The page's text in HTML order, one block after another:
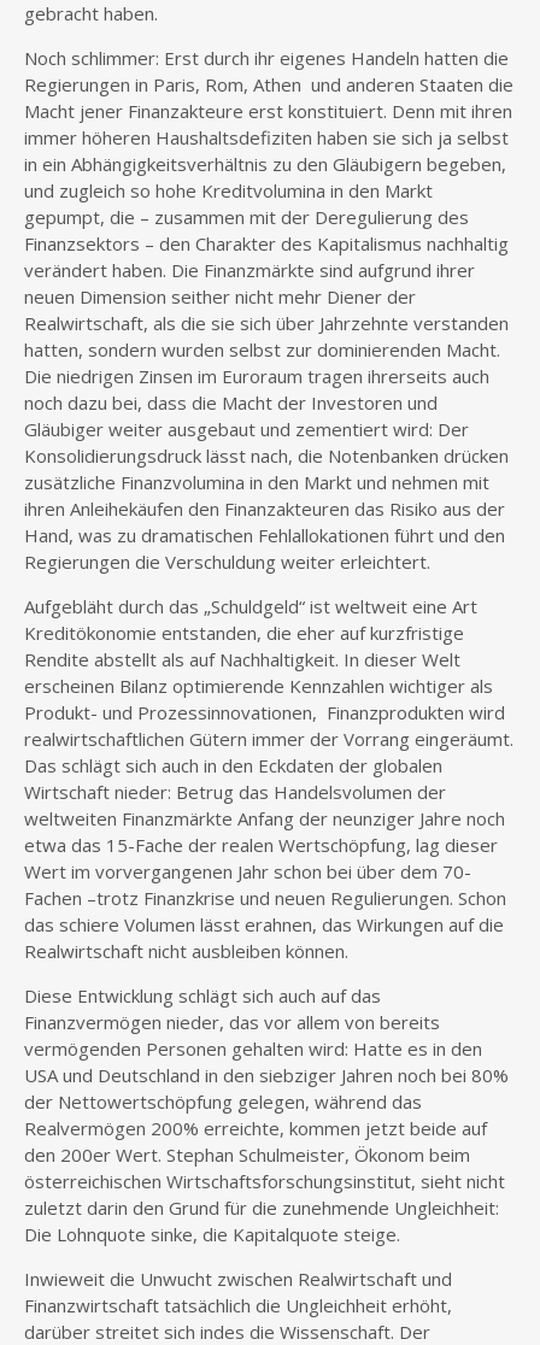
gebracht haben.
Noch schlimmer: Erst durch ihr eigenes Handeln hatten die
Regierungen in Paris, Rom, Athen und anderen Staaten die
Macht jener Finanzakteure erst konstituiert. Denn mit ihren
immer höheren Haushaltsdefiziten haben sie sich ja selbst
in ein Abhängigkeitsverhältnis zu den Gläubigern begeben,
und zugleich so hohe Kreditvolumina in den Markt
gepumpt, die – zusammen mit der Deregulierung des
Finanzsektors – den Charakter des Kapitalismus nachhaltig
verändert haben. Die Finanzmärkte sind aufgrund ihrer
neuen Dimension seither nicht mehr Diener der
Realwirtschaft, als die sie sich über Jahrzehnte verstanden
hatten, sondern wurden selbst zur dominierenden Macht.
Die niedrigen Zinsen im Euroraum tragen ihrerseits auch
noch dazu bei, dass die Macht der Investoren und
Gläubiger weiter ausgebaut und zementiert wird: Der
Konsolidierungsdruck lässt nach, die Notenbanken drücken
zusätzliche Finanzvolumina in den Markt und nehmen mit
ihren Anleihekäufen den Finanzakteuren das Risiko aus der
Hand, was zu dramatischen Fehlallokationen führt und den
Regierungen die Verschuldung weiter erleichtert.
Aufgebläht durch das „Schuldgeld“ ist weltweit eine Art
Kreditökonomie entstanden, die eher auf kurzfristige
Rendite abstellt als auf Nachhaltigkeit. In dieser Welt
erscheinen Bilanz optimierende Kennzahlen wichtiger als
Produkt- und Prozessinnovationen, Finanzprodukten wird
realwirtschaftlichen Gütern immer der Vorrang eingeräumt.
Das schlägt sich auch in den Eckdaten der globalen
Wirtschaft nieder: Betrug das Handelsvolumen der
weltweiten Finanzmärkte Anfang der neunziger Jahre noch
etwa das 15-Fache der realen Wertschöpfung, lag dieser
Wert im vorvergangenen Jahr schon bei über dem 70-
Fachen –trotz Finanzkrise und neuen Regulierungen. Schon
das schiere Volumen lässt erahnen, das Wirkungen auf die
Realwirtschaft nicht ausbleiben können.
Diese Entwicklung schlägt sich auch auf das
Finanzvermögen nieder, das vor allem von bereits
vermögenden Personen gehalten wird: Hatte es in den
USA und Deutschland in den siebziger Jahren noch bei 80%
der Nettowertschöpfung gelegen, während das
Realvermögen 200% erreichte, kommen jetzt beide auf
den 200er Wert. Stephan Schulmeister, Ökonom beim
österreichischen Wirtschaftsforschungsinstitut, sieht nicht
zuletzt darin den Grund für die zunehmende Ungleichheit:
Die Lohnquote sinke, die Kapitalquote steige.
Inwieweit die Unwucht zwischen Realwirtschaft und
Finanzwirtschaft tatsächlich die Ungleichheit erhöht,
darüber streitet sich indes die Wissenschaft. Der